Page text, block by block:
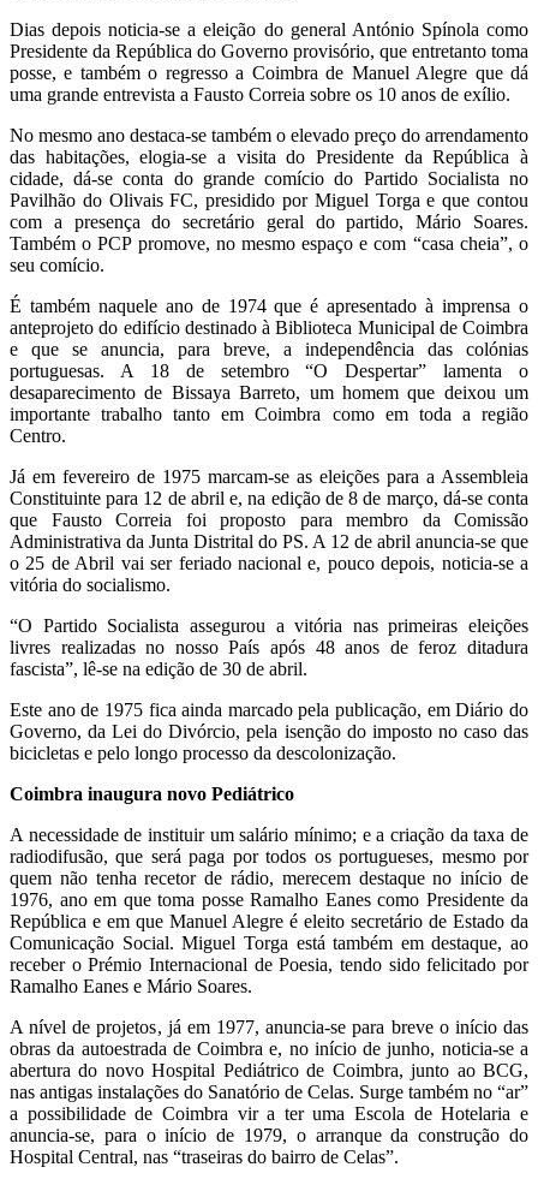
Dias depois noticia-se a eleição do general António Spínola como
Presidente da República do Governo provisório, que entretanto toma
posse, e também o regresso a Coimbra de Manuel Alegre que dá
uma grande entrevista a Fausto Correia sobre os 10 anos de exílio.
No mesmo ano destaca-se também o elevado preço do arrendamento
das habitações, elogia-se a visita do Presidente da República à
cidade, dá-se conta do grande comício do Partido Socialista no
Pavilhão do Olivais FC, presidido por Miguel Torga e que contou
com a presença do secretário geral do partido, Mário Soares.
Também o PCP promove, no mesmo espaço e com “casa cheia”, o
seu comício.
É também naquele ano de 1974 que é apresentado à imprensa o
anteprojeto do edifício destinado à Biblioteca Municipal de Coimbra
e que se anuncia, para breve, a independência das colónias
portuguesas. A 18 de setembro “O Despertar” lamenta o
desaparecimento de Bissaya Barreto, um homem que deixou um
importante trabalho tanto em Coimbra como em toda a região
Centro.
Já em fevereiro de 1975 marcam-se as eleições para a Assembleia
Constituinte para 12 de abril e, na edição de 8 de março, dá-se conta
que Fausto Correia foi proposto para membro da Comissão
Administrativa da Junta Distrital do PS. A 12 de abril anuncia-se que
o 25 de Abril vai ser feriado nacional e, pouco depois, noticia-se a
vitória do socialismo.
“O Partido Socialista assegurou a vitória nas primeiras eleições
livres realizadas no nosso País após 48 anos de feroz ditadura
fascista”, lê-se na edição de 30 de abril.
Este ano de 1975 fica ainda marcado pela publicação, em Diário do
Governo, da Lei do Divórcio, pela isenção do imposto no caso das
bicicletas e pelo longo processo da descolonização.
Coimbra inaugura novo Pediátrico
A necessidade de instituir um salário mínimo; e a criação da taxa de
radiodifusão, que será paga por todos os portugueses, mesmo por
quem não tenha recetor de rádio, merecem destaque no início de
1976, ano em que toma posse Ramalho Eanes como Presidente da
República e em que Manuel Alegre é eleito secretário de Estado da
Comunicação Social. Miguel Torga está também em destaque, ao
receber o Prémio Internacional de Poesia, tendo sido felicitado por
Ramalho Eanes e Mário Soares.
A nível de projetos, já em 1977, anuncia-se para breve o início das
obras da autoestrada de Coimbra e, no início de junho, noticia-se a
abertura do novo Hospital Pediátrico de Coimbra, junto ao BCG,
nas antigas instalações do Sanatório de Celas. Surge também no “ar”
a possibilidade de Coimbra vir a ter uma Escola de Hotelaria e
anuncia-se, para o início de 1979, o arranque da construção do
Hospital Central, nas “traseiras do bairro de Celas”.